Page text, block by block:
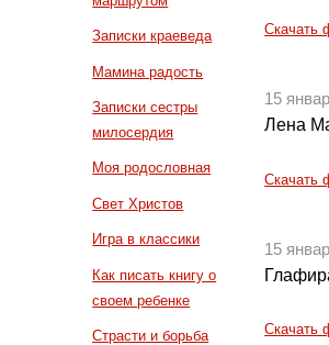
Записки краеведа
Мамина радость
Записки сестры
милосердия
Моя родословная
Свет Христов
Игра в классики
Как писать книгу о
своем ребенке
Страсти и борьба
Скачать
15
Лена
Скачать
15
Скачать